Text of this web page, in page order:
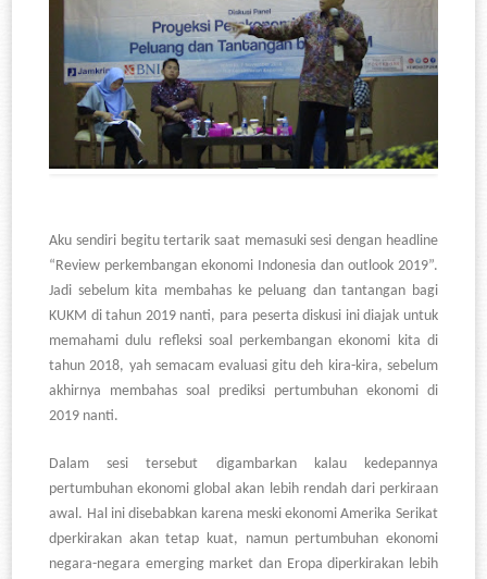
Aku sendiri begitu tertarik saat memasuki sesi dengan headline
“Review perkembangan ekonomi Indonesia dan outlook 2019”.
Jadi sebelum kita membahas ke peluang dan tantangan bagi
KUKM di tahun 2019 nanti, para peserta diskusi ini diajak untuk
memahami dulu refleksi soal perkembangan ekonomi kita di
tahun 2018, yah semacam evaluasi gitu deh kira-kira, sebelum
akhirnya membahas soal prediksi pertumbuhan ekonomi di
2019 nanti.
Dalam sesi tersebut digambarkan kalau kedepannya
pertumbuhan ekonomi global akan lebih rendah dari perkiraan
awal. Hal ini disebabkan karena meski ekonomi Amerika Serikat
dperkirakan akan tetap kuat, namun pertumbuhan ekonomi
negara-negara emerging market dan Eropa diperkirakan lebih